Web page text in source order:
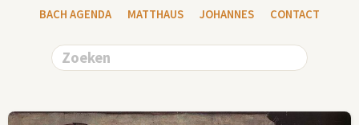
BACH AGENDA
MATTHAUS JOHANNES CONTACT